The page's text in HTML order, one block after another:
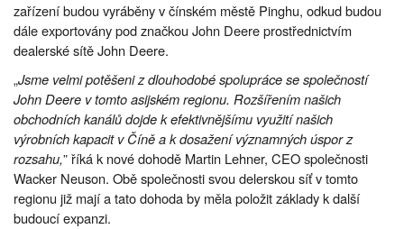
zařízení budou vyráběny v čínském městě Pinghu, odkud budou
dále exportovány pod značkou John Deere prostřednictvím
dealerské sítě John Deere.
„Jsme velmi potěšeni z dlouhodobé spolupráce se společností
John Deere v tomto asijském regionu. Rozšířením našich
obchodních kanálů dojde k efektivnějšímu využití našich
výrobních kapacit v Číně a k dosažení významných úspor z
rozsahu,” říká k nové dohodě Martin Lehner, CEO společnosti
Wacker Neuson. Obě společnosti svou delerskou síť v tomto
regionu již mají a tato dohoda by měla položit základy k další
budoucí expanzi.